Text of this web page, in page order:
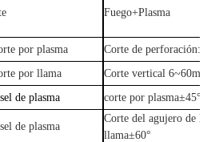
Fuego+Plasma
por plasma
Corte de perforación:
por llama
Corte vertical 6~
de plasma
corte por plasma±45°
de plasma
Corte del agujero de
llama±60°